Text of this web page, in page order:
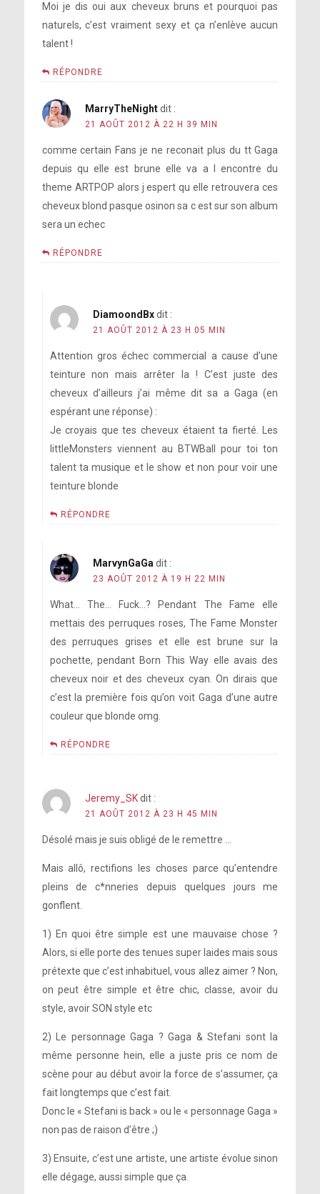
Moi je dis oui aux cheveux bruns et pourquoi pas
naturels, c’est vraiment sexy et ça n’enlève aucun
talent !
RÉPONDRE
MarryTheNight dit :
21 AOÛT 2012 À 22 H 39 MIN
comme certain Fans je ne reconait plus du tt Gaga
depuis qu elle est brune elle va a l encontre du
theme ARTPOP alors j espert qu elle retrouvera ces
cheveux blond pasque osinon sa c est sur son album
sera un echec
RÉPONDRE
DiamoondBx dit :
21 AOÛT 2012 À 23 H 05 MIN
Attention gros échec commercial a cause d’une
teinture non mais arrêter la ! C’est juste des
cheveux d’ailleurs j’ai même dit sa a Gaga (en
espérant une réponse) :
Je croyais que tes cheveux étaient ta fierté. Les
littleMonsters viennent au BTWBall pour toi ton
talent ta musique et le show et non pour voir une
teinture blonde
RÉPONDRE
MarvynGaGa dit :
23 AOÛT 2012 À 19 H 22 MIN
What… The… Fuck…? Pendant The Fame elle
mettais des perruques roses, The Fame Monster
des perruques grises et elle est brune sur la
pochette, pendant Born This Way elle avais des
cheveux noir et des cheveux cyan. On dirais que
c’est la première fois qu’on voit Gaga d’une autre
couleur que blonde omg.
RÉPONDRE
Jeremy_SK dit :
21 AOÛT 2012 À 23 H 45 MIN
Désolé mais je suis obligé de le remettre …
Mais allô, rectifions les choses parce qu’entendre
pleins de c*nneries depuis quelques jours me
gonflent.
1) En quoi être simple est une mauvaise chose ?
Alors, si elle porte des tenues super laides mais sous
prétexte que c’est inhabituel, vous allez aimer ? Non,
on peut être simple et être chic, classe, avoir du
style, avoir SON style etc
2) Le personnage Gaga ? Gaga & Stefani sont la
même personne hein, elle a juste pris ce nom de
scène pour au début avoir la force de s’assumer, ça
fait longtemps que c’est fait.
Donc le « Stefani is back » ou le « personnage Gaga »
non pas de raison d’être ;)
3) Ensuite, c’est une artiste, une artiste évolue sinon
elle dégage, aussi simple que ça.